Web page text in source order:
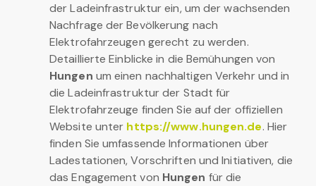
der Ladeinfrastruktur ein, um der wachsenden
Nachfrage der Bevölkerung nach
Elektrofahrzeugen gerecht zu werden.
Detaillierte Einblicke in die Bemühungen von
Hungen um einen nachhaltigen Verkehr und in
die Ladeinfrastruktur der Stadt für
Elektrofahrzeuge finden Sie auf der offiziellen
Website unter https://www.hungen.de. Hier
finden Sie umfassende Informationen über
Ladestationen, Vorschriften und Initiativen, die
das Engagement von Hungen für die